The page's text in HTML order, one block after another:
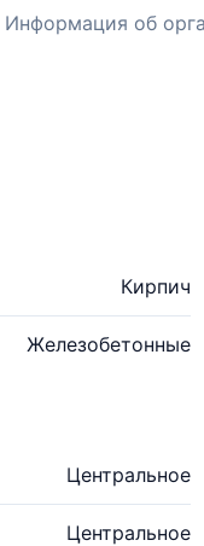
Информация об
Кирпич
Железобетонные
Центральное
Центральное